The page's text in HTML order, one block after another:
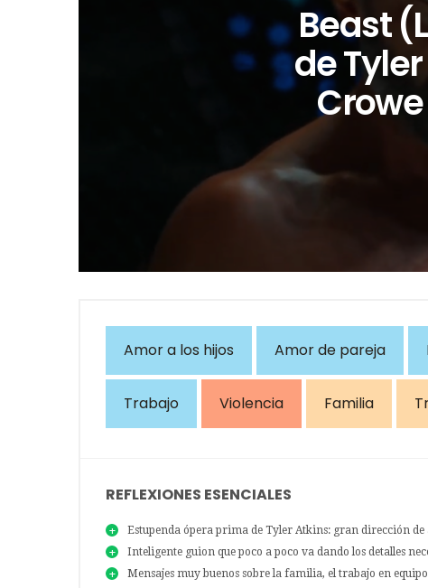
Beast
de
Amor a los hijos Amor de pareja
Trabajo Violencia Familia
REFLEXIONES ESENCIALES
Estupenda ópera prima de Tyler Atkins: gran dirección de
Inteligente guion que poco a poco va dando los detalles
Mensajes muy buenos sobre la familia, el trabajo en